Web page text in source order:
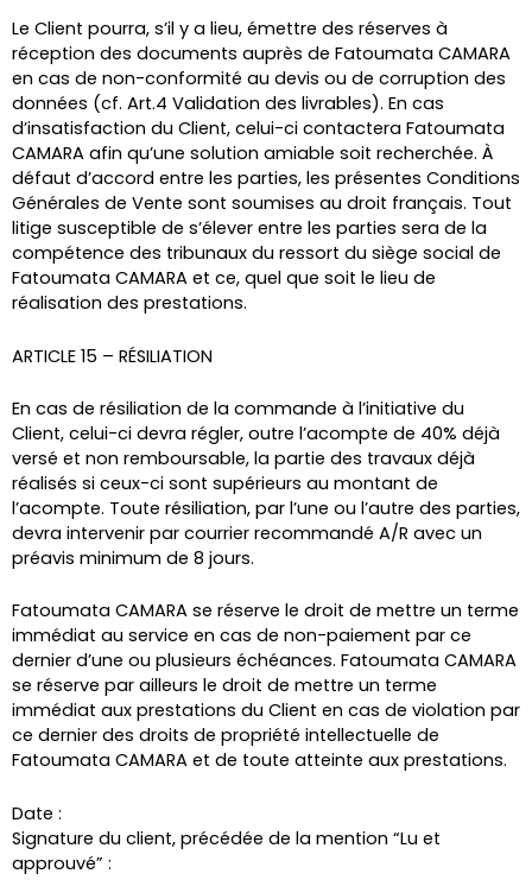
Le Client pourra, s’il y a lieu, émettre des réserves à
réception des documents auprès de Fatoumata CAMARA
en cas de non-conformité au devis ou de corruption des
données (cf. Art.4 Validation des livrables). En cas
d’insatisfaction du Client, celui-ci contactera Fatoumata
CAMARA afin qu’une solution amiable soit recherchée. À
défaut d’accord entre les parties, les présentes Conditions
Générales de Vente sont soumises au droit français. Tout
litige susceptible de s’élever entre les parties sera de la
compétence des tribunaux du ressort du siège social de
Fatoumata CAMARA et ce, quel que soit le lieu de
réalisation des prestations.
ARTICLE 15 – RÉSILIATION
En cas de résiliation de la commande à l’initiative du
Client, celui-ci devra régler, outre l’acompte de 40% déjà
versé et non remboursable, la partie des travaux déjà
réalisés si ceux-ci sont supérieurs au montant de
l’acompte. Toute résiliation, par l’une ou l’autre des parties,
devra intervenir par courrier recommandé A/R avec un
préavis minimum de 8 jours.
Fatoumata CAMARA se réserve le droit de mettre un terme
immédiat au service en cas de non-paiement par ce
dernier d’une ou plusieurs échéances. Fatoumata CAMARA
se réserve par ailleurs le droit de mettre un terme
immédiat aux prestations du Client en cas de violation par
ce dernier des droits de propriété intellectuelle de
Fatoumata CAMARA et de toute atteinte aux prestations.
Date :
Signature du client, précédée de la mention “Lu et
approuvé” :